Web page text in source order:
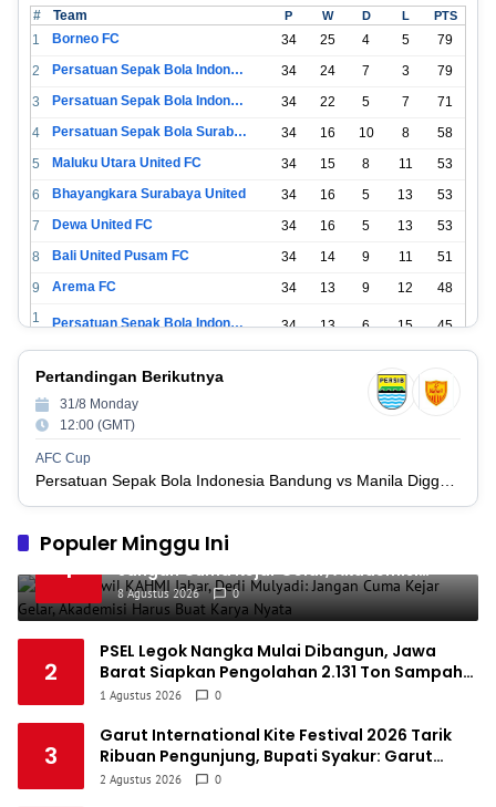
# Team P W D L PTS
1 Borneo FC 34 25 4 5
79
2
Persatuan Sepak Bola Indonesia Bandung 34 24 7 3
79
3
Persatuan Sepak Bola Indonesia Jakarta 34 22 5 7
71
4
Persatuan Sepak Bola Surabaya 34 16 10 8
58
5
Maluku Utara United FC 34 15 8 11
53
6
Bhayangkara Surabaya United 34 16 5 13
53
7
Dewa United FC 34 16 5 13
53
8
Bali United Pusam FC 34 14 9 11
51
9
Arema FC 34 13 9 12
48
1
Persatuan Sepak Bola Indonesia Tangerang 34 13 6 15 45
1
1
2
17
3
1
4
1
6
Persis Solo 34 8 10 16 34
1
7
Semen Padang FC
Persatuan Sepak Bola Biak Sekitarnya 34 4 6 24 18
Pertandingan Berikutnya
31/8 Monday
12:00 (GMT)
AFC Cup
Persatuan Sepak Bola Indonesia Bandung vs Manila Digger FC
Populer Minggu Ini
1
Buka Muswil KAHMI Jabar, Dedi Mulyadi:
Jangan Cuma Kejar Gelar, Akademisi
Harus Buat Karya Nyata
8 Agustus 2026 0
2
PSEL Legok Nangka Mulai Dibangun, Jawa
Barat Siapkan Pengolahan 2.131 Ton Sampah
per Hari untuk Jadi Listrik
1 Agustus 2026 0
3
Garut International Kite Festival 2026 Tarik
Ribuan Pengunjung, Bupati Syakur: Garut
Makin Dikenal Dunia
2 Agustus 2026 0